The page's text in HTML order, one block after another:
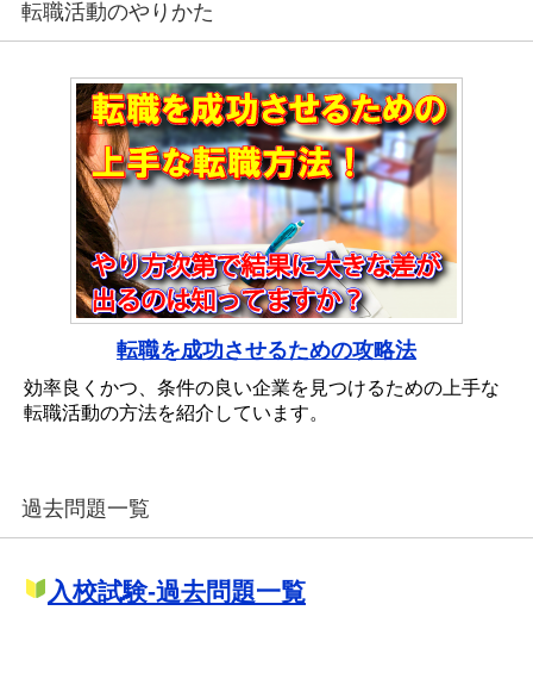
転職活動のやりかた
転職を成功させるための攻略法
効率良くかつ、条件の良い企業を見つけるための上手な
転職活動の方法を紹介しています。
過去問題一覧
入校試験-過去問題一覧